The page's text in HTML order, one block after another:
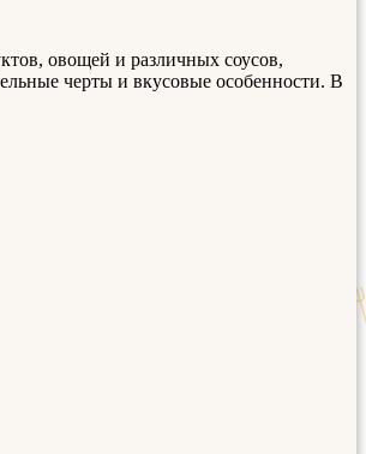
овощей и различных соусов,
черты и вкусовые особенности. В